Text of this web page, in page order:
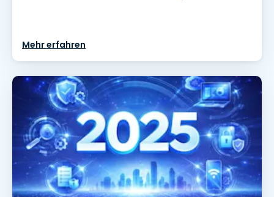
Mehr erfahren